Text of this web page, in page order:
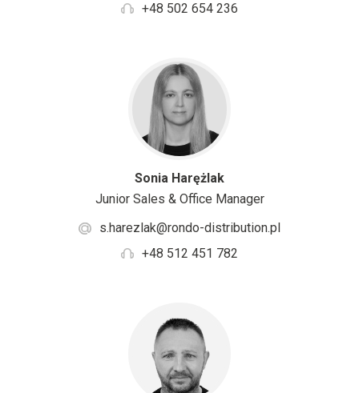
+48 502 654 236
Sonia Harężlak
Junior Sales & Office Manager
s.harezlak@rondo-distribution.pl
+48 512 451 782